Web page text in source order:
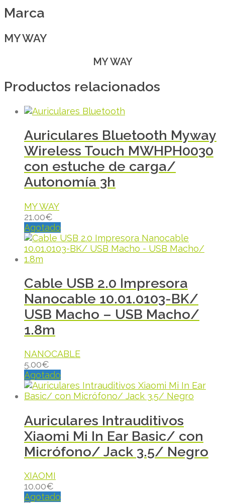
Marca
MY WAY
MY WAY
Productos relacionados
Auriculares Bluetooth Myway
Wireless Touch MWHPH0030
con estuche de carga/
Autonomía 3h
MY WAY
21.00€
Agotado
Cable USB 2.0 Impresora
Nanocable 10.01.0103-BK/
USB Macho – USB Macho/
1.8m
NANOCABLE
5.00€
Agotado
Auriculares Intrauditivos
Xiaomi Mi In Ear Basic/ con
Micrófono/ Jack 3.5/ Negro
XIAOMI
10.00€
Agotado